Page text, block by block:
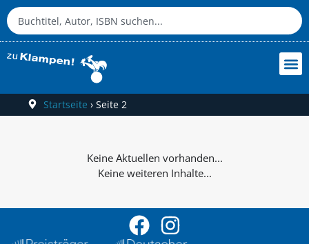
Startseite › Seite 2
Keine weiteren Inhalte...